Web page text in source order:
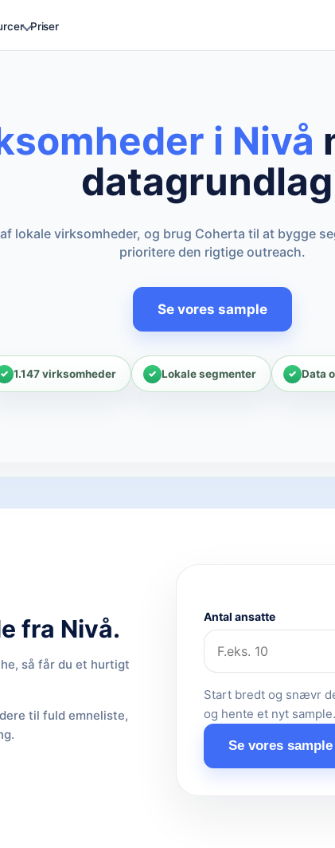
Priser
i Nivå
lokale virksomheder, og brug Coherta til at bygge
prioritere den rigtige outreach.
Se vores sample
1.147 virksomheder Lokale segmenter Data
fra Nivå.
så får du et hurtigt
til fuld emneliste,
Antal ansatte
Start bredt og snævr
og hente et nyt sample.
Se vores sample